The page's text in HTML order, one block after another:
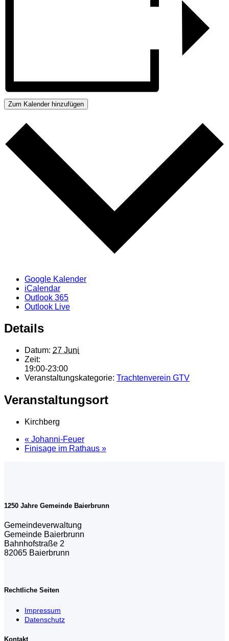
Zum Kalender hinzufügen
Google Kalender
iCalendar
Outlook 365
Outlook Live
Details
Datum: 27 Juni
Zeit:
19:00-23:00
Veranstaltungskategorie: Trachtenverein GTV
Veranstaltungsort
Kirchberg
« Johanni-Feuer
Finisage im Rathaus »
1250 Jahre Gemeinde Baierbrunn
Gemeindeverwaltung
Gemeinde Baierbrunn
Bahnhofstraße 2
82065 Baierbrunn
Rechtliche Seiten
Impressum
Datenschutz
Kontakt